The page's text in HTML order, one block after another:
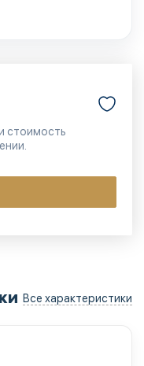
стоимость
Все характеристики